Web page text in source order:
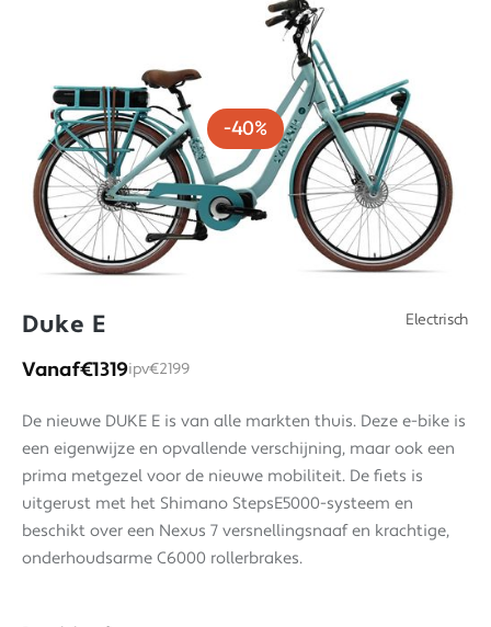
-40%
Duke E
Vanaf€1319ipv€2199
Electrisch
De nieuwe DUKE E is van alle markten thuis. Deze e-bike is
een eigenwijze en opvallende verschijning, maar ook een
prima metgezel voor de nieuwe mobiliteit. De fiets is
uitgerust met het Shimano StepsE5000-systeem en
beschikt over een Nexus 7 versnellingsnaaf en krachtige,
onderhoudsarme C6000 rollerbrakes.